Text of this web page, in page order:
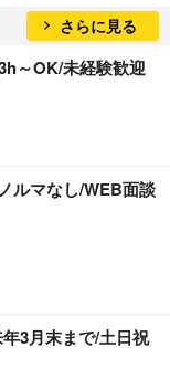
さらに見る
～OK/未経験歓迎
ルマなし/WEB面談
3月末まで/土日祝